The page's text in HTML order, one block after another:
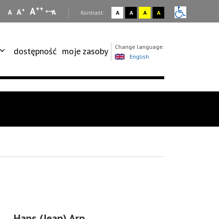
A A+ A++ A Kontrast: A A A A
dostępność moje zasoby
Change language:
English